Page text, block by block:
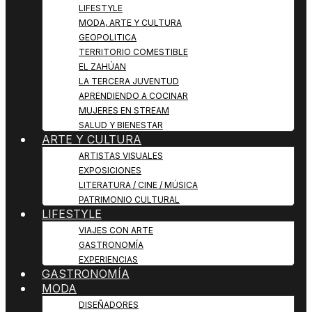
LIFESTYLE
MODA, ARTE Y CULTURA
GEOPOLITICA
TERRITORIO COMESTIBLE
EL ZAHÚAN
LA TERCERA JUVENTUD
APRENDIENDO A COCINAR
MUJERES EN STREAM
SALUD Y BIENESTAR
ARTE Y CULTURA
ARTISTAS VISUALES
EXPOSICIONES
LITERATURA / CINE / MÚSICA
PATRIMONIO CULTURAL
LIFESTYLE
VIAJES CON ARTE
GASTRONOMÍA
EXPERIENCIAS
GASTRONOMÍA
MODA
DISEÑADORES